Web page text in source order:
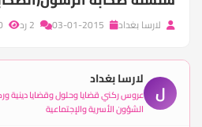
لارسا بغداد
ل
لارسا بغداد
عروس ركني قضايا وحلول وقضايا دينية
الشؤون الأسرية والإجتماعية